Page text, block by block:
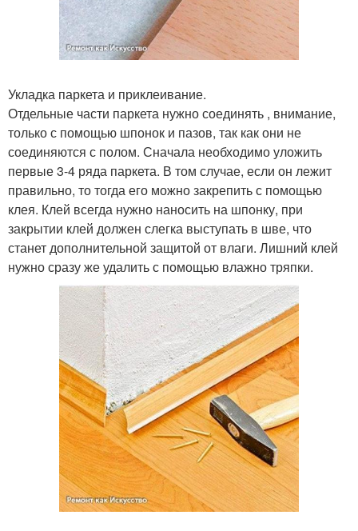
Укладка паркета и приклеивание.
Отдельные части паркета нужно соединять , внимание,
только с помощью шпонок и пазов, так как они не
соединяются с полом. Сначала необходимо уложить
первые 3-4 ряда паркета. В том случае, если он лежит
правильно, то тогда его можно закрепить с помощью
клея. Клей всегда нужно наносить на шпонку, при
закрытии клей должен слегка выступать в шве, что
станет дополнительной защитой от влаги. Лишний клей
нужно сразу же удалить с помощью влажно тряпки.